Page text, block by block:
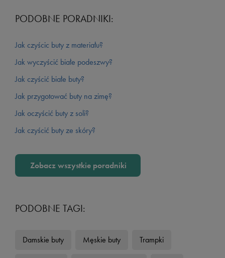
PODOBNE PORADNIKI:
Jak czyścic buty z materiału?
Jak wyczyścić białe podeszwy?
Jak czyścić białe buty?
Jak przygotować buty na zimę?
Jak oczyścić buty z soli?
Jak czyścić buty ze skóry?
Zobacz wszystkie poradniki
PODOBNE TAGI:
Damskie buty Męskie buty Trampki